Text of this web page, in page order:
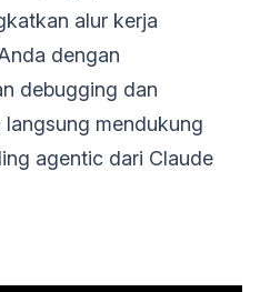
alur kerja
dengan
debugging dan
mendukung
agentic dari Claude